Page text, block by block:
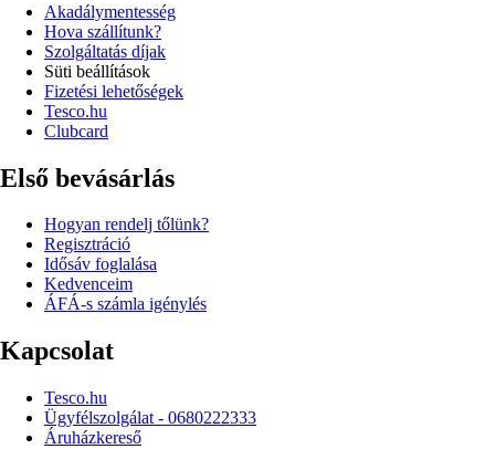
Akadálymentesség
Hova szállítunk?
Szolgáltatás díjak
Süti beállítások
Fizetési lehetőségek
Tesco.hu
Clubcard
Első bevásárlás
Hogyan rendelj tőlünk?
Regisztráció
Idősáv foglalása
Kedvenceim
ÁFÁ-s számla igénylés
Kapcsolat
Tesco.hu
Ügyfélszolgálat - 0680222333
Áruházkereső